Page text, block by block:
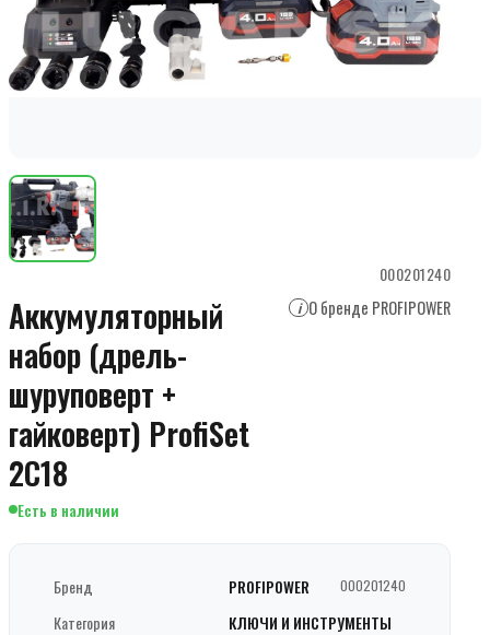
000201240
Аккумуляторный
набор (дрель-
шуруповерт +
гайковерт) ProfiSet
2С18
i О бренде PROFIPOWER
Есть в наличии
Бренд PROFIPOWER 000201240
Категория
КЛЮЧИ И ИНСТРУМЕНТЫ